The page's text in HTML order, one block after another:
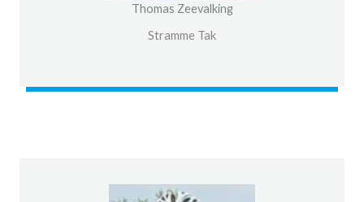
Thomas Zeevalking
Stramme Tak